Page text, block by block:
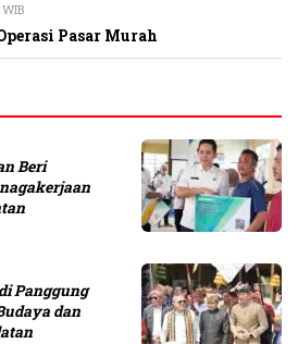
Pasar Murah
Beri
Panggung
dan